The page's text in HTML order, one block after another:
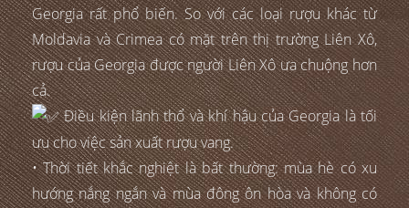
Georgia rất phổ biến. So với các loại rượu khác từ
Moldavia và Crimea có mặt trên thị trường Liên Xô,
rượu của Georgia được người Liên Xô ưa chuộng hơn
cả.
Điều kiện lãnh thổ và khí hậu của Georgia là tối
ưu cho việc sản xuất rượu vang.
• Thời tiết khắc nghiệt là bất thường: mùa hè có xu
hướng nắng ngắn và mùa đông ôn hòa và không có